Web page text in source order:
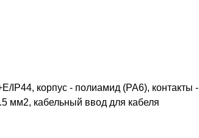
IP44, корпус - полиамид (PA6), контакты -
мм2, кабельный ввод для кабеля